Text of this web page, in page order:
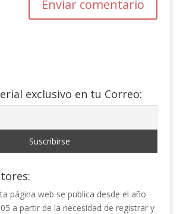
exclusivo en tu Correo:
página web se publica desde el año
a partir de la necesidad de registrar y